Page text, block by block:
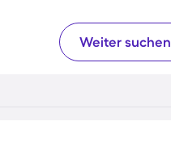
Weiter suchen